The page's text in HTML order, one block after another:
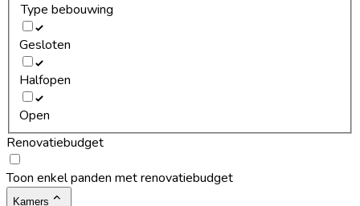
Type bebouwing
Gesloten
Halfopen
Open
Renovatiebudget
Toon enkel panden met renovatiebudget
Kamers